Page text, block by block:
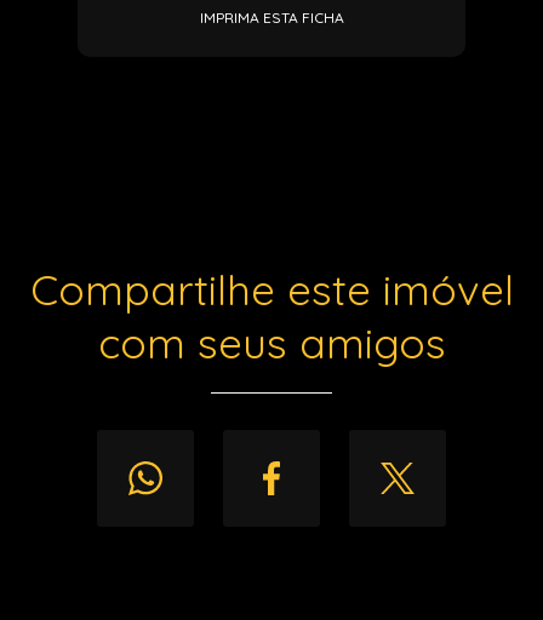
IMPRIMA ESTA FICHA
Compartilhe este imóvel
com seus amigos